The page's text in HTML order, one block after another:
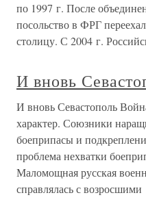
по 1997 г. После
посольство в ФРГ
столицу. С 2004 г.
И вновь
И вновь Севастополь
характер. Союзники
боеприпасы и
проблема нехватки
Маломощная русская
справлялась с возросшими